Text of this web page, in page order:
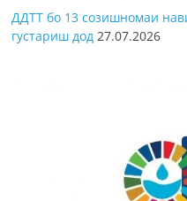
ДДТТ бо 13 созишномаи
густариш дод 27.07.2026